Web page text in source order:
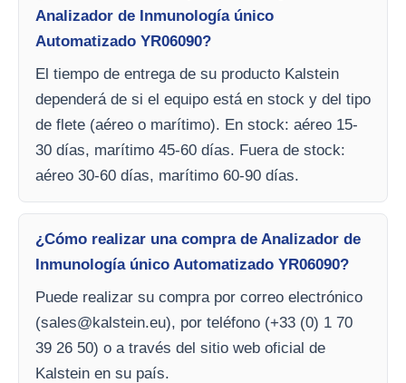
Analizador de Inmunología único
Automatizado YR06090?
El tiempo de entrega de su producto Kalstein
dependerá de si el equipo está en stock y del tipo
de flete (aéreo o marítimo). En stock: aéreo 15-
30 días, marítimo 45-60 días. Fuera de stock:
aéreo 30-60 días, marítimo 60-90 días.
¿Cómo realizar una compra de Analizador de
Inmunología único Automatizado YR06090?
Puede realizar su compra por correo electrónico
(sales@kalstein.eu), por teléfono (+33 (0) 1 70
39 26 50) o a través del sitio web oficial de
Kalstein en su país.